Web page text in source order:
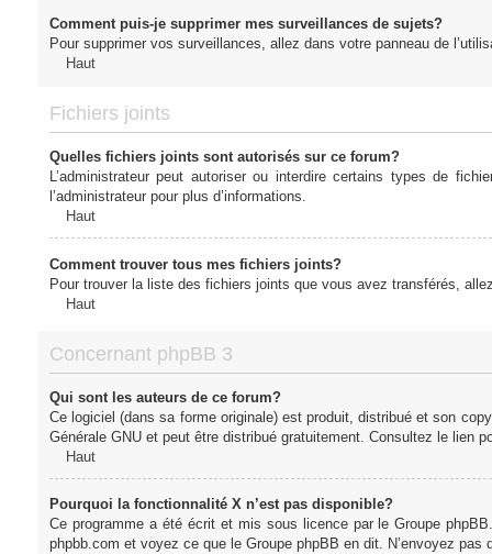
Comment puis-je supprimer mes surveillances de sujets?
Pour supprimer vos surveillances, allez dans votre panneau de
Haut
Fichiers joints
Quelles fichiers joints sont autorisés sur ce forum?
L’administrateur peut autoriser ou interdire certains types de
l’administrateur pour plus d’informations.
Haut
Comment trouver tous mes fichiers joints?
Pour trouver la liste des fichiers joints que vous avez transférés,
Haut
Concernant phpBB 3
Qui sont les auteurs de ce forum?
Ce logiciel (dans sa forme originale) est produit, distribué et son
Générale GNU et peut être distribué gratuitement. Consultez le lien
Haut
Pourquoi la fonctionnalité X n’est pas disponible?
Ce programme a été écrit et mis sous licence par le Groupe
phpbb.com et voyez ce que le Groupe phpBB en dit. N’envoyez